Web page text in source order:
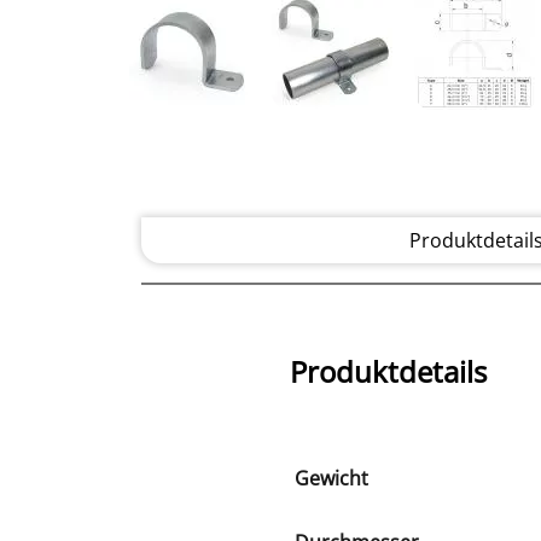
Produktdetails
Produktdetails
Gewicht